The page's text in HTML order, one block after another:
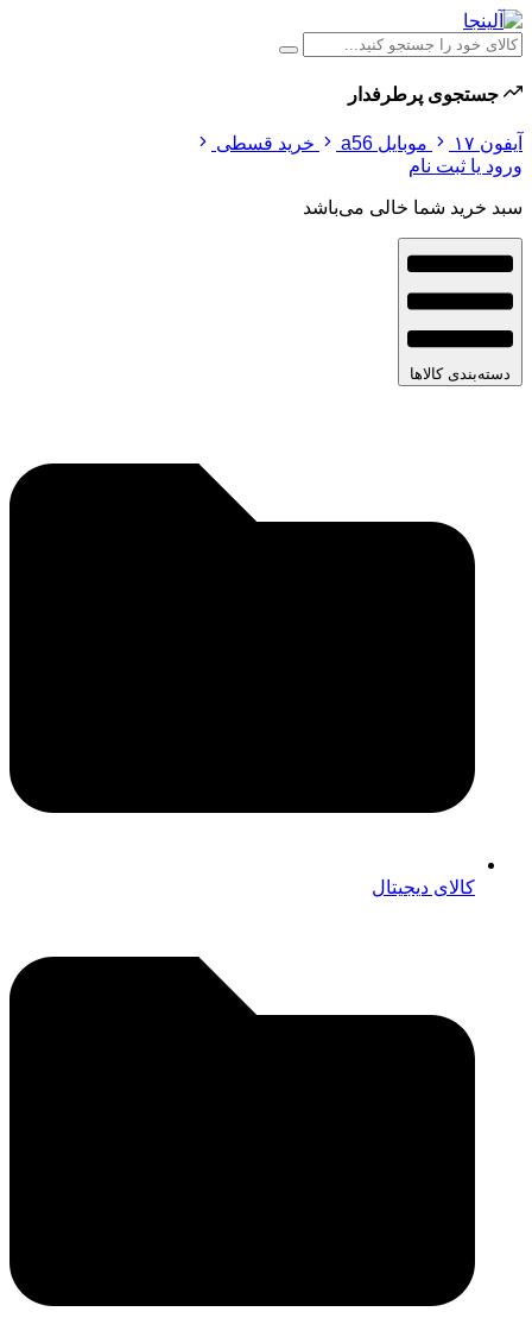
جستجوی پرطرفدار
آیفون ۱۷ موبایل a56
خرید قسطی
ورود یا ثبت نام
سبد خرید شما خالی می‌باشد
دسته‌بندی کالاها
کالای دیجیتال